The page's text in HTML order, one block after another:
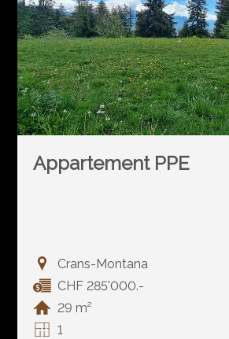
Appartement PPE
Crans-Montana
CHF 285'000.-
29 m²
1